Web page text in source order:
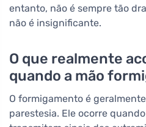
entanto, não é sempre tão
não é insignificante.
O que realmente
quando a mão
O formigamento é
parestesia. Ele ocorre